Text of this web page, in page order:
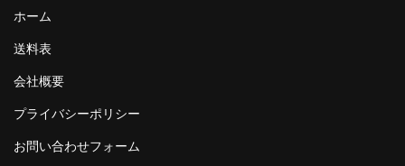
食事用品
食器 フードボール
ホーム
送料表
会社概要
プライバシーポリシー
お問い合わせフォーム